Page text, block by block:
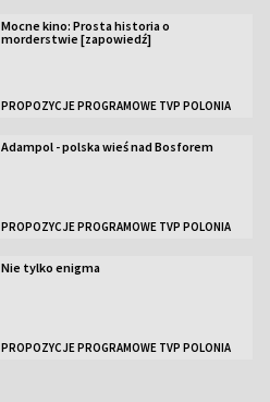
Mocne kino: Prosta historia o
morderstwie [zapowiedź]
PROPOZYCJE PROGRAMOWE TVP POLONIA
Adampol - polska wieś nad Bosforem
PROPOZYCJE PROGRAMOWE TVP POLONIA
Nie tylko enigma
PROPOZYCJE PROGRAMOWE TVP POLONIA